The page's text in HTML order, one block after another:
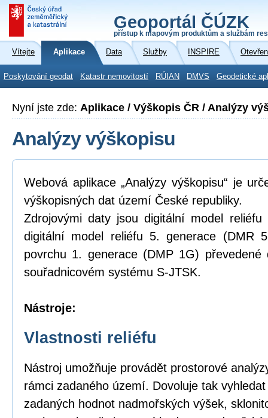
Geoportál ČÚZK
přístup k mapovým produktům a službám
Vítejte Aplikace Data Služby INSPIRE
Poskytování geodat Katastr nemovitostí RÚIAN DMVS Geodetické
Nyní jste zde: Aplikace / Výškopis ČR / Analýzy
Analýzy výškopisu
Webová aplikace „Analýzy výškopisu“ je
výškopisných dat území České republiky.
Zdrojovými daty jsou digitální model
digitální model reliéfu 5. generace (DMR
povrchu 1. generace (DMP 1G)
souřadnicovém systému S-JTSK.
Nástroje:
Vlastnosti reliéfu
Nástroj umožňuje provádět prostorové
rámci zadaného území. Dovoluje tak
zadaných hodnot nadmořských výšek,